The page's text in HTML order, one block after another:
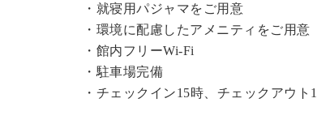
・就寝用パジャマをご用意
・環境に配慮したアメニティをご用意
・館内フリーWi-Fi
・駐車場完備
・チェックイン15時、チェックアウト